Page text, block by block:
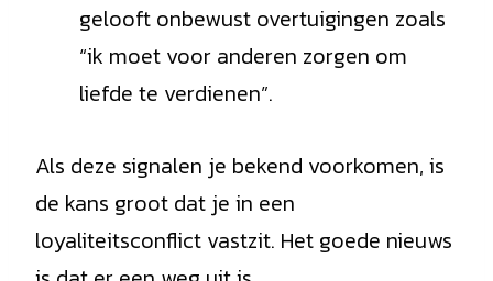
gelooft onbewust overtuigingen zoals
“ik moet voor anderen zorgen om
liefde te verdienen”.
Als deze signalen je bekend voorkomen, is
de kans groot dat je in een
loyaliteitsconflict vastzit. Het goede nieuws